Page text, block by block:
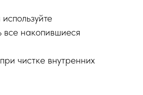
все накопившиеся
чистке внутренних